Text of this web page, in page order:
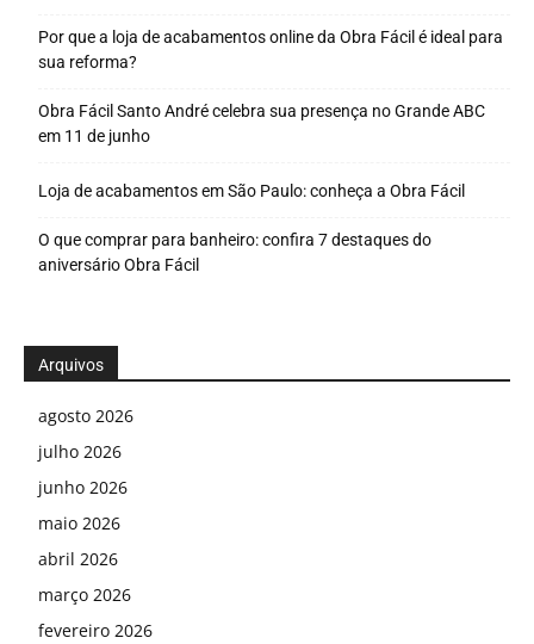
Por que a loja de acabamentos online da Obra Fácil é ideal para
sua reforma?
Obra Fácil Santo André celebra sua presença no Grande ABC
em 11 de junho
Loja de acabamentos em São Paulo: conheça a Obra Fácil
O que comprar para banheiro: confira 7 destaques do
aniversário Obra Fácil
Arquivos
agosto 2026
julho 2026
junho 2026
maio 2026
abril 2026
março 2026
fevereiro 2026